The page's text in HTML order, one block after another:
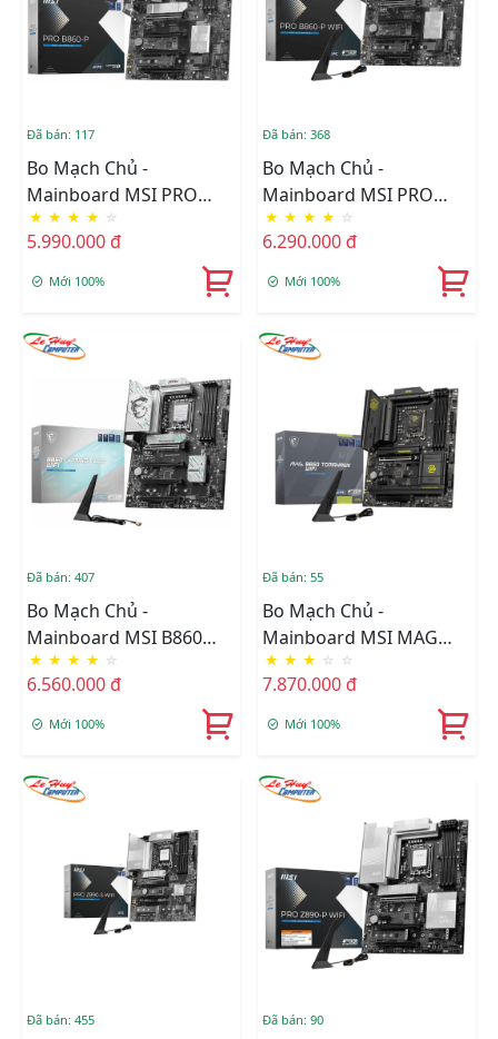
Đã bán: 117
Bo Mạch Chủ -
Mainboard MSI PRO
B860-P DDR5
★ ★ ★ ★ ☆
5.990.000 đ
Mới 100%
Đã bán: 368
Bo Mạch Chủ -
Mainboard MSI PRO
B860-P WIFI DDR5
★ ★ ★ ★ ☆
6.290.000 đ
Mới 100%
Đã bán: 407
Bo Mạch Chủ -
Mainboard MSI B860
GAMING PLUS WIFI
DDR5
★ ★ ★ ★ ☆
6.560.000 đ
Mới 100%
Đã bán: 55
Bo Mạch Chủ -
Mainboard MSI MAG
B860 TOMAHAWK WIFI
DDR5
★ ★ ★ ☆ ☆
7.870.000 đ
Mới 100%
Đã bán: 455 Đã bán: 90